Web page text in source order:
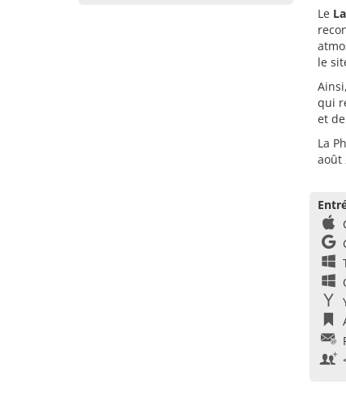
Le
le
Ainsi,
qui
et
La
août